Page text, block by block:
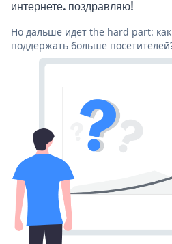
интернете. поздравляю!
Но дальше идет the hard part:
поддержать больше